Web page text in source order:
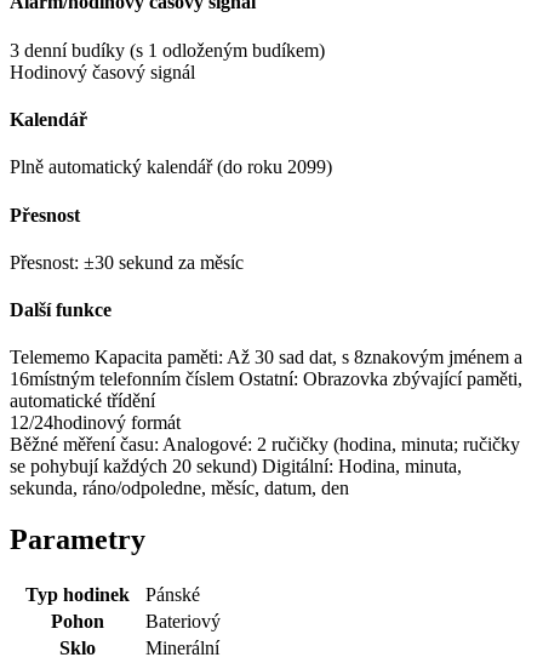
3 denní budíky (s 1 odloženým budíkem)
Hodinový časový signál
Kalendář
Plně automatický kalendář (do roku 2099)
Přesnost
Přesnost: ±30 sekund za měsíc
Další funkce
Telememo Kapacita paměti: Až 30 sad dat, s 8znakovým jménem a
16místným telefonním číslem Ostatní: Obrazovka zbývající paměti,
automatické třídění
12/24hodinový formát
Běžné měření času: Analogové: 2 ručičky (hodina, minuta; ručičky
se pohybují každých 20 sekund) Digitální: Hodina, minuta,
sekunda, ráno/odpoledne, měsíc, datum, den
Parametry
Typ hodinek
Pánské
Pohon
Bateriový
Sklo
Minerální